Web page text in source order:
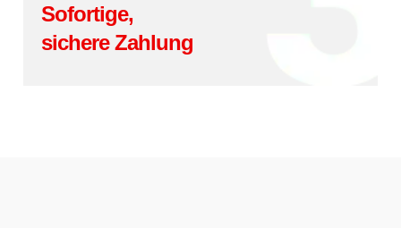
Sofortige,
sichere Zahlung